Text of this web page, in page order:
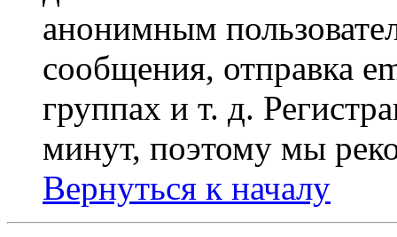
анонимным
сообщения, отправка
группах и т. д.
минут, поэтому мы
Вернуться к началу